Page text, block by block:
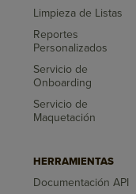
Limpieza de Listas
Reportes
Personalizados
Servicio de
Onboarding
Servicio de
Maquetación
HERRAMIENTAS
Documentación API